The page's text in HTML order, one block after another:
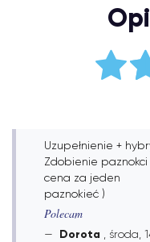
Uzupełnienie +
Zdobienie paznokci
cena za jeden
paznokieć )
Polecam
Dorota
, środa,